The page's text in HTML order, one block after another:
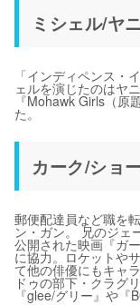
ミシェル/ヤ
「インディペンス・
ェルを演じたのはヤ
『Mohawk Girls（原
た。
カーク/ショ
郵便配達員など職を
ン・ガン。 兄のジェ
公開された映画『ガ
に協力。ロケットや
て他の俳優にもキャ
ドゥの部下・クラグ
『glee/グリー』や『